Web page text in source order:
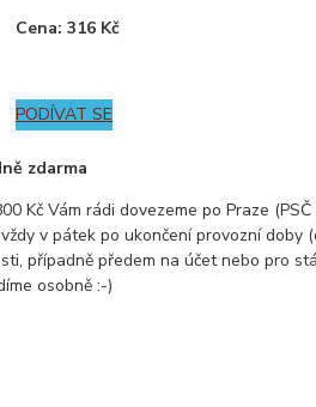
Cena: 316 Kč
PODÍVAT SE
zdarma
Kč Vám rádi dovezeme po Praze
v pátek po ukončení provozní doby
případně předem na účet nebo pro
osobně :-)